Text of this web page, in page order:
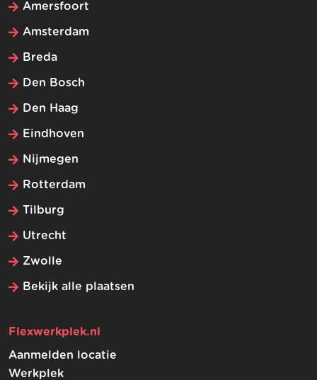
Flexwerkplek.nl
Aanmelden locatie
Werkplek
Amersfoort
Amsterdam
Breda
Den Bosch
Den Haag
Eindhoven
Nijmegen
Rotterdam
Tilburg
Utrecht
Zwolle
Bekijk alle plaatsen